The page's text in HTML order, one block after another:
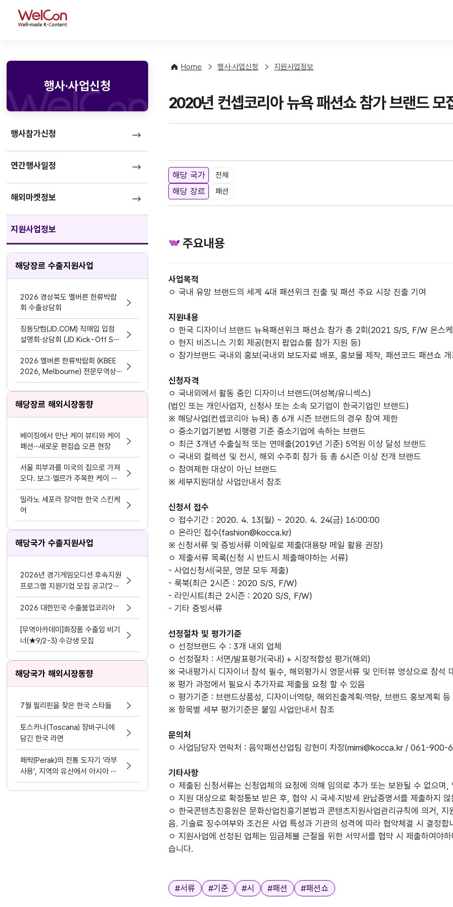
WelCon
행사·사업신청
행사참가신청
연간행사일정
해외마켓정보
지원사업정보
해당장르 수출지원사업
2026 경상북도 멜버른 한류박람
회 수출상담회
징동닷컴(JD.COM) 직매입 입점
설명회·상담회 (JD Kick-Off Su
mmit 2026)
2026 멜버른 한류박람회 (KBEE
2026, Melbourne) 전문무역상
사 B2B 수출상담회
해당장르 해외시장동향
베이징에서 만난 케이 뷰티와 케이
패션…새로운 편집숍 오픈 현장
서울 피부과를 미국의 집으로 가져
오다. 보그·엘르가 주목한 케이 뷰
티 디바이스 혁명
밀라노 세포라 장악한 한국 스킨케
어
해당국가 수출지원사업
2026년 경기게임오디션 후속지원
프로그램 지원기업 모집 공고(’24
~’25년 선정기업 대상)
2026 대한민국 수출붐업코리아
[무역아카데미]화장품 수출입 비기
너(★9/2-3) 수강생 모집
해당국가 해외시장동향
7월 필리핀을 찾은 한국 스타들
토스카나(Toscana) 장바구니에
담긴 한국 라면
페락(Perak)의 전통 도자기 ‘라부
사용’, 지역의 유산에서 아시아 문
화 교류의 가능성으로
Home 행사·사업신청 지원사업정보
2020년 컨셉코리아 뉴욕 패션쇼 참가 브랜드 모
해당 국가 전체
해당 장르 패션
주요내용
사업목적
ㅇ 국내 유망 브랜드의 세계 4대 패션위크 진출 및 패션 주요 시장 진출 기여
지원내용
ㅇ 한국 디자이너 브랜드 뉴욕패션위크 패션쇼 참가 총 2회(2021 S/S, F/W 온스
ㅇ 현지 비즈니스 기회 제공(현지 팝업쇼룸 참가 지원 등)
ㅇ 참가브랜드 국내외 홍보(국내외 보도자료 배포, 홍보물 제작, 패션코드 패션쇼
신청자격
ㅇ 국내외에서 활동 중인 디자이너 브랜드(여성복/유니섹스)
(법인 또는 개인사업자, 신청사 또는 소속 모기업이 한국기업인 브랜드)
※ 해당사업(컨셉코리아 뉴욕) 총 6개 시즌 브랜드의 경우 참여 제한
ㅇ 중소기업기본법 시행령 기준 중소기업에 속하는 브랜드
ㅇ 최근 3개년 수출실적 또는 연매출(2019년 기준) 5억원 이상 달성 브랜드
ㅇ 국내외 컬렉션 및 전시, 해외 수주회 참가 등 총 6시즌 이상 전개 브랜드
ㅇ 참여제한 대상이 아닌 브랜드
※ 세부지원대상 사업안내서 참조
신청서 접수
ㅇ 접수기간 : 2020. 4. 13(월) ~ 2020. 4. 24(금) 16:00:00
ㅇ 온라인 접수(fashion@kocca.kr)
※ 신청서류 및 증빙서류 이메일로 제출(대용량 메일 활용 권장)
ㅇ 제출서류 목록(신청 시 반드시 제출해야하는 서류)
- 사업신청서(국문, 영문 모두 제출)
- 룩북(최근 2시즌 : 2020 S/S, F/W)
- 라인시트(최근 2시즌 : 2020 S/S, F/W)
- 기타 증빙서류
선정절차 및 평가기준
ㅇ 선정브랜드 수 : 3개 내외 업체
ㅇ 선정절차 : 서면/발표평가(국내) + 시장적합성 평가(해외)
※ 국내평가시 디자이너 참석 필수, 해외평가시 영문서류 및 인터뷰 영상으로 참석
※ 평가 과정에서 필요시 추가자료 제출을 요청 할 수 있음
ㅇ 평가기준 : 브랜드상품성, 디자이너역량, 해외진출계획·역량, 브랜드 홍보계획 등
※ 항목별 세부 평가기준은 붙임 사업안내서 참조
문의처
ㅇ 사업담당자 연락처 : 음악패션산업팀 강현미 차장(mimi@kocca.kr / 061-900-
기타사항
ㅇ 제출된 신청서류는 신청업체의 요청에 의해 임의로 추가 또는 보완될 수 없으며
ㅇ 지원 대상으로 확정통보 받은 후, 협약 시 국세·지방세 완납증명서를 제출하지
ㅇ 한국콘텐츠진흥원은 문화산업진흥기본법과 콘텐츠지원사업관리규칙에 의거,
음. 기술료 징수여부와 조건은 사업 특성과 기관의 성격에 따라 협약체결 시 결정합
ㅇ 지원사업에 선정된 업체는 임금체불 근절을 위한 서약서를 협약 시 제출하여야
습니다.
태그
#서류 #기준 #시 #패션 #패션쇼